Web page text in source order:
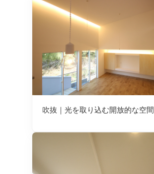
吹抜｜光を取り込む開放的な空間